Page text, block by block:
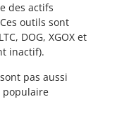
des actifs
outils sont
DOG, XGOX et
inactif).
pas aussi
populaire